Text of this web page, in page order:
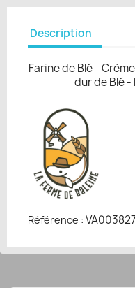
Description
Farine de Blé -
dur de Blé
Référence : VA003827